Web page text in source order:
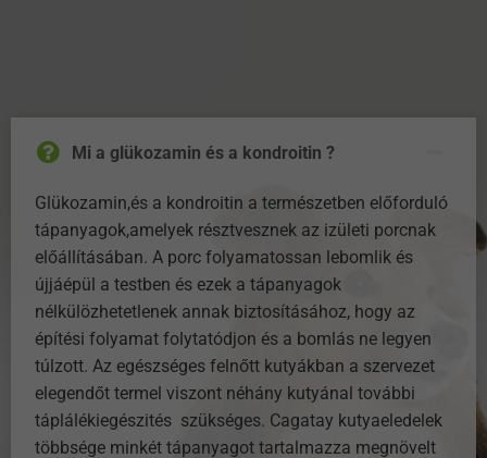
Mi a glükozamin és a kondroitin ?
Glükozamin,és a kondroitin a természetben előforduló
tápanyagok,amelyek résztvesznek az izületi porcnak
előállításában. A porc folyamatossan lebomlik és
újjáépül a testben és ezek a tápanyagok
nélkülözhetetlenek annak biztosításához, hogy az
építési folyamat folytatódjon és a bomlás ne legyen
túlzott. Az egészséges felnőtt kutyákban a szervezet
elegendőt termel viszont néhány kutyánal további
táplálékiegészités szükséges. Cagatay kutyaeledelek
többsége minkét tápanyagot tartalmazza megnövelt